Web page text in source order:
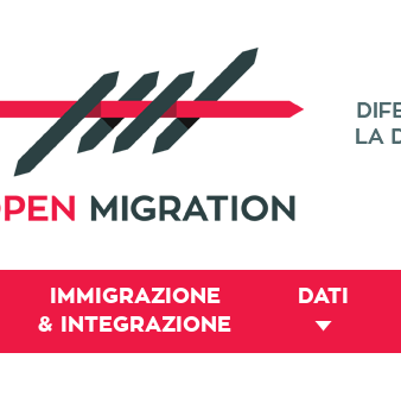
IMMIGRAZIONE
& INTEGRAZIONE
DATI